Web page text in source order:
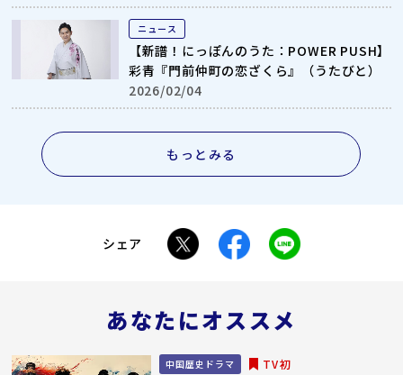
ニュース
【新譜！にっぽんのうた：POWER PUSH】
彩青『門前仲町の恋ざくら』（うたびと）
2026/02/04
もっとみる
シェア
あなたにオススメ
中国歴史ドラマ TV初